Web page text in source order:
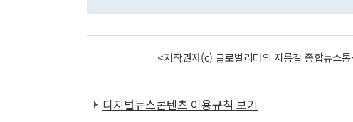
<저작권자(c) 글로벌리더의 지름길 종합뉴스
디지털뉴스콘텐츠 이용규칙 보기